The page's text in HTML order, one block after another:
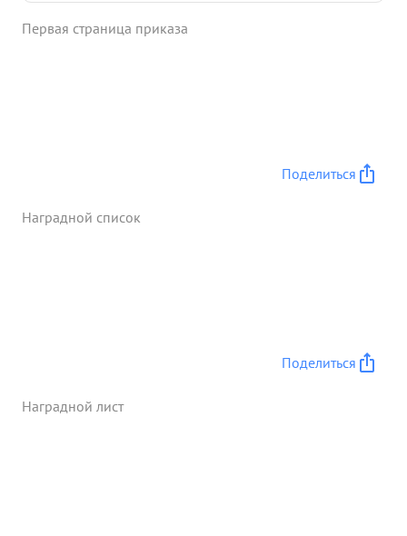
Первая страница приказа
Поделиться
Наградной список
Поделиться
Наградной лист